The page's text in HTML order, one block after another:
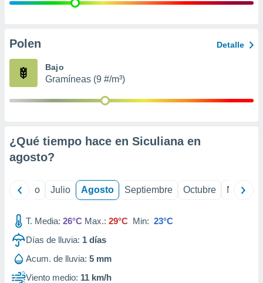
publicidad
de
Polen Detalle
Bajo
Gramíneas (9 #/m³)
¿Qué tiempo hace en Siculiana en
agosto?
Junio Julio Agosto Septiembre Octubre
T. Media: 26°C Max.: 29°C Min: 23°C
Días de lluvia: 1 días
Acum. de lluvia: 5 mm
Viento medio: 11 km/h